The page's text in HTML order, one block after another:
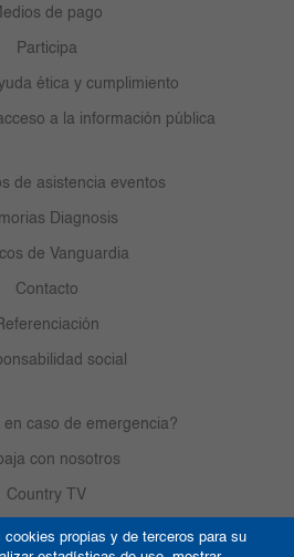
propias y de terceros para su
de pago
Participa
ética y cumplimiento
a la información pública
de asistencia eventos
Diagnosis
de Vanguardia
Contacto
social
caso de emergencia?
con nosotros
Country TV